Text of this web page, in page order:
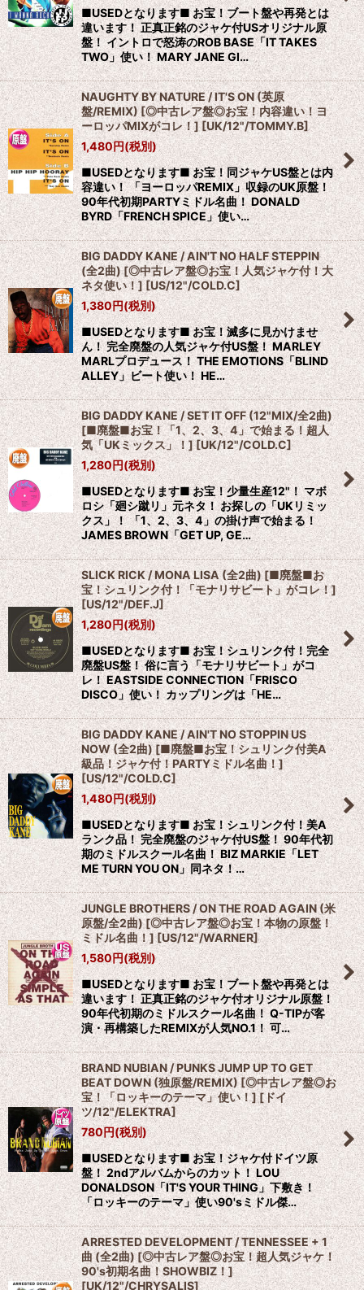
■USEDとなります■ お宝！ブート盤や再発とは
違います！ 正真正銘のジャケ付USオリジナル原
盤！ イントロで怒涛のROB BASE「IT TAKES
TWO」使い！ MARY JANE GI…
NAUGHTY BY NATURE / IT'S ON (英原
盤/REMIX) [◎中古レア盤◎お宝！内容違い！ヨ
ーロッパMIXがコレ！] [UK/12"/TOMMY.B]
1,480円(税別)
■USEDとなります■ お宝！同ジャケUS盤とは内
容違い！ 「ヨーロッパREMIX」収録のUK原盤！
90年代初期PARTYミドル名曲！ DONALD
BYRD「FRENCH SPICE」使い…
BIG DADDY KANE / AIN'T NO HALF STEPPIN
(全2曲) [◎中古レア盤◎お宝！人気ジャケ付！大
ネタ使い！] [US/12"/COLD.C]
1,380円(税別)
■USEDとなります■ お宝！滅多に見かけませ
ん！ 完全廃盤の人気ジャケ付US盤！ MARLEY
MARLプロデュース！ THE EMOTIONS「BLIND
ALLEY」ビート使い！ HE…
BIG DADDY KANE / SET IT OFF (12"MIX/全2曲)
[■廃盤■お宝！「1、2、3、4」で始まる！超人
気「UKミックス」！][UK/12"/COLD.C]
1,280円(税別)
■USEDとなります■ お宝！少量生産12"！ マボ
ロシ「廻シ蹴リ」元ネタ！ お探しの「UKリミッ
クス」！ 「1、2、3、4」の掛け声で始まる！
JAMES BROWN「GET UP, GE…
SLICK RICK / MONA LISA (全2曲) [■廃盤■お
宝！シュリンク付！「モナリサビート」がコレ！]
[US/12"/DEF.J]
1,280円(税別)
■USEDとなります■ お宝！シュリンク付！完全
廃盤US盤！ 俗に言う「モナリサビート」がコ
レ！ EASTSIDE CONNECTION「FRISCO
DISCO」使い！ カップリングは「HE…
BIG DADDY KANE / AIN'T NO STOPPIN US
NOW (全2曲) [■廃盤■お宝！シュリンク付美A
級品！ジャケ付！PARTYミドル名曲！]
[US/12"/COLD.C]
1,480円(税別)
■USEDとなります■ お宝！シュリンク付！美A
ランク品！ 完全廃盤のジャケ付US盤！ 90年代初
期のミドルスクール名曲！ BIZ MARKIE「LET
ME TURN YOU ON」同ネタ！…
JUNGLE BROTHERS / ON THE ROAD AGAIN (米
原盤/全2曲) [◎中古レア盤◎お宝！本物の原盤！
ミドル名曲！] [US/12"/WARNER]
1,580円(税別)
■USEDとなります■ お宝！ブート盤や再発とは
違います！ 正真正銘のジャケ付オリジナル原盤！
90年代初期のミドルスクール名曲！ Q-TIPが客
演・再構築したREMIXが人気NO.1！ 可…
BRAND NUBIAN / PUNKS JUMP UP TO GET
BEAT DOWN (独原盤/REMIX) [◎中古レア盤◎お
宝！「ロッキーのテーマ」使い！][ドイ
ツ/12"/ELEKTRA]
780円(税別)
■USEDとなります■ お宝！ジャケ付ドイツ原
盤！ 2ndアルバムからのカット！ LOU
DONALDSON「IT'S YOUR THING」下敷き！
「ロッキーのテーマ」使い90'sミドル傑…
ARRESTED DEVELOPMENT / TENNESSEE + 1
曲 (全2曲) [◎中古レア盤◎お宝！超人気ジャケ！
90's初期名曲！SHOWBIZ！]
[UK/12"/CHRYSALIS]